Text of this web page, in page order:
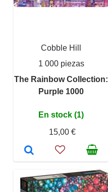
Cobble Hill
1 000 piezas
The Rainbow Collection:
Purple 1000
En stock (1)
15,00 €